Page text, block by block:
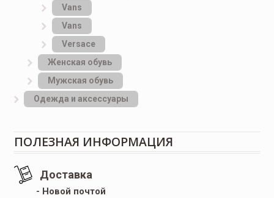
Vans
Vans
Versace
Женская обувь
Мужская обувь
Одежда и аксессуары
ПОЛЕЗНАЯ ИНФОРМАЦИЯ
Доставка
- Новой почтой